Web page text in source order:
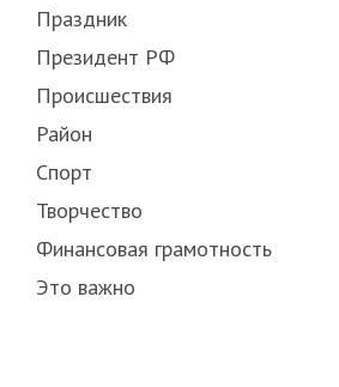
Праздник
Президент РФ
Происшествия
Район
Спорт
Творчество
Финансовая грамотность
Это важно